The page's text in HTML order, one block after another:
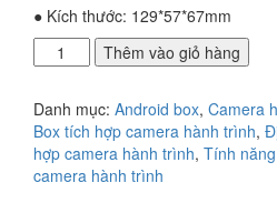
● Kích thước: 129*57*67mm
Carplay
Box
hợp
camera
hành
trình
Thêm vào giỏ hàng
Danh mục: Android box, Camera
Box tích hợp camera hành trình,
hợp camera hành trình, Tính
camera hành trình